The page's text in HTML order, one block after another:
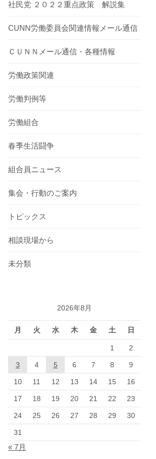
社民党 ２０２２重点政策 解説集
CUNN労働委員会関連情報メール通信
ＣＵＮＮメール通信・各種情報
労働政策関連
労働判例等
労働組合
春季生活闘争
組合員ニュース
集会・行動のご案内
トピックス
相談現場から
未分類
2026年8月
月 火 水 木 金 土 日
1 2
3 4 5 6 7 8 9
10 11 12 13 14 15 16
17 18 19 20 21 22 23
24 25 26 27 28 29 30
31
« 7月